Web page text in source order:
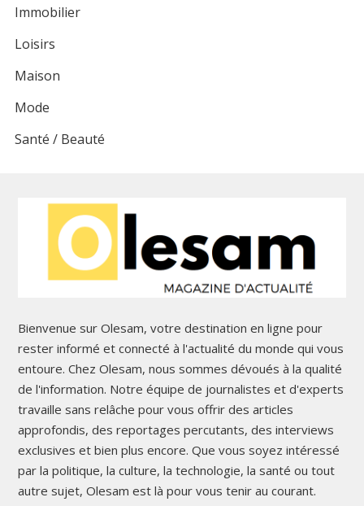
Immobilier
Loisirs
Maison
Mode
Santé / Beauté
Bienvenue sur Olesam, votre destination en ligne pour
rester informé et connecté à l'actualité du monde qui vous
entoure. Chez Olesam, nous sommes dévoués à la qualité
de l'information. Notre équipe de journalistes et d'experts
travaille sans relâche pour vous offrir des articles
approfondis, des reportages percutants, des interviews
exclusives et bien plus encore. Que vous soyez intéressé
par la politique, la culture, la technologie, la santé ou tout
autre sujet, Olesam est là pour vous tenir au courant.